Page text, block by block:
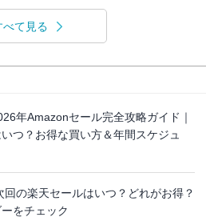
べて見る
年Amazonセール完全攻略ガイド｜
つ？お得な買い方＆年間スケジュ
回の楽天セールはいつ？どれがお得？
をチェック